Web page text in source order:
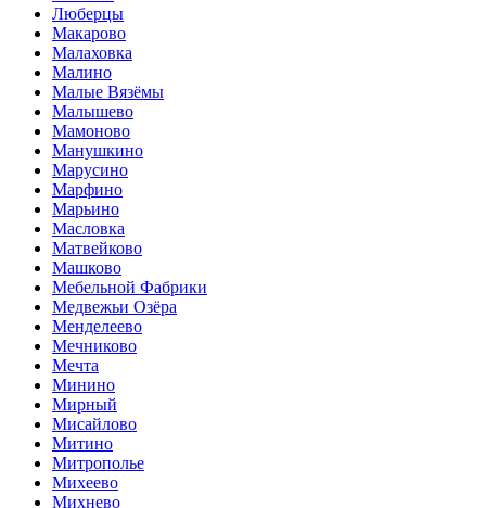
Люберцы
Макарово
Малаховка
Малино
Малые Вязёмы
Малышево
Мамоново
Манушкино
Марусино
Марфино
Марьино
Масловка
Матвейково
Машково
Мебельной Фабрики
Медвежьи Озёра
Менделеево
Мечниково
Мечта
Минино
Мирный
Мисайлово
Митино
Митрополье
Михеево
Михнево